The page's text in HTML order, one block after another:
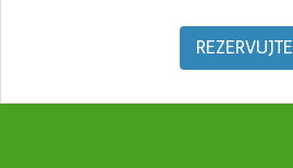
REZERVUJTE